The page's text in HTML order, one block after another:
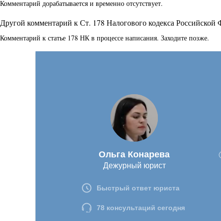
Комментарий дорабатывается и временно отсутствует.
Другой комментарий к Ст. 178 Налогового кодекса Российской
Комментарий к статье 178 НК в процессе написания. Заходите позже.